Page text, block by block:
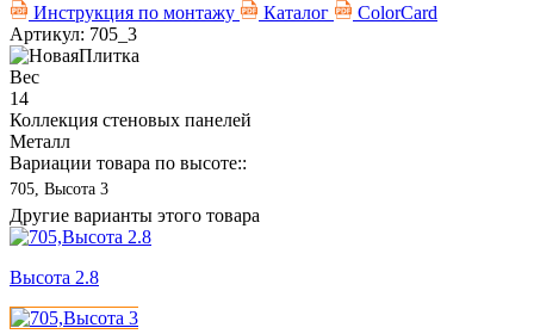
Инструкция по монтажу
Каталог
ColorCard
Артикул: 705_3
Вес
14
Коллекция стеновых панелей
Металл
Вариации товара по высоте::
705, Высота 3
Другие варианты этого товара
Высота 2.8